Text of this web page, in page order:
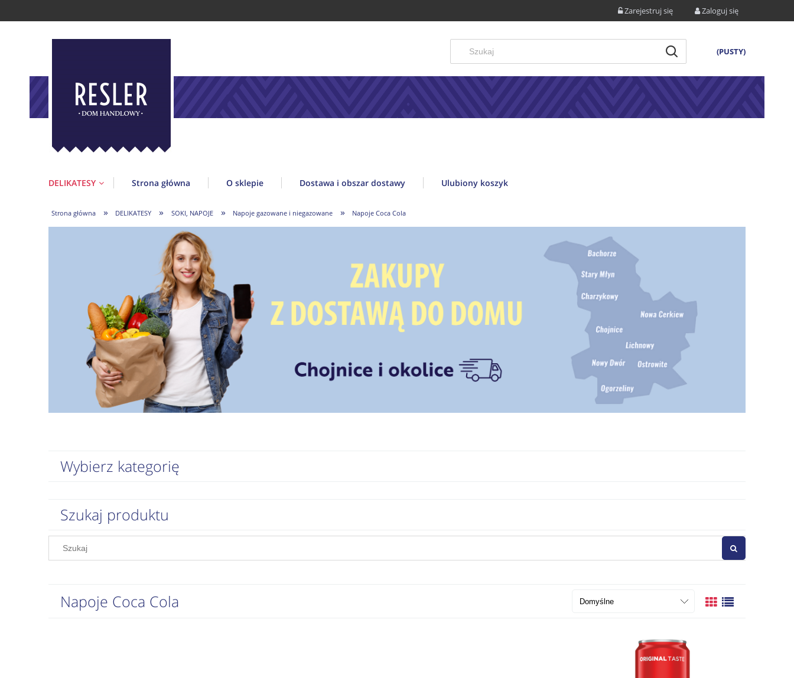
Zarejestruj się Zaloguj się
(PUSTY)
DELIKATESY Strona główna O sklepie Dostawa i obszar dostawy Ulubiony koszyk
Strona główna » DELIKATESY » SOKI, NAPOJE » Napoje gazowane i niegazowane » Napoje Coca Cola
Wybierz kategorię
Szukaj produktu
Napoje Coca Cola